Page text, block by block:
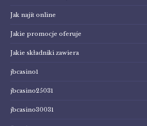
Jak najít online
Jakie promocje oferuje
Jakie składniki zawiera
jbcasino1
jbcasino25031
jbcasino30031